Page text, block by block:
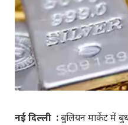
नई दिल्ली :बुलियन मार्केट में